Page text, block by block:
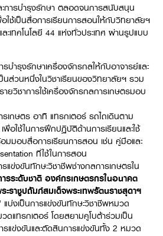
ดำริ
และอาชีวอนามัย
ญ่
ไทย English
ะการบำรุงรักษา ตลอดจนการสนับสนุน
ใช้เป็นสื่อการเรียนการสอนให้กับวิทยาลัยฯ
เทคโนโลยี 44 แห่งทั่วประเทศ ผ่านรูปแบบ
บำรุงรักษาเครื่องจักรกลให้กับอาจารย์และ
นส่วนหนึ่งในวิชาเรียนของวิทยาลัยฯ รวม
ยวิชาการใช้เครื่องจักรกลการเกษตรมอบ
เกษตร อาทิ แทรกเตอร์ รถไถเดินตาม
พื่อใช้ในการฝึกปฏิบัติด้านการเรียนและใช้
มมอบสื่อการเรียนการสอน เช่น คู่มือและ
ที่ใช้ในการสอน
แข่งขันทักษะวิชาชีพช่างกลการเกษตรใน
ารระดับชาติ องค์กรเกษตรกรในอนาคต
ะราชูปถัมภ์สมเด็จพระเทพรัตนราชสุดาฯ
แบ่งเป็นการแข่งขันทักษะวิชาชีพหมวด
ดแทรกเตอร์ โดยสยามคูโบต้าร่วมเป็น
แข่งขันและตัดสินการแข่งขันทั้ง 2 หมวด